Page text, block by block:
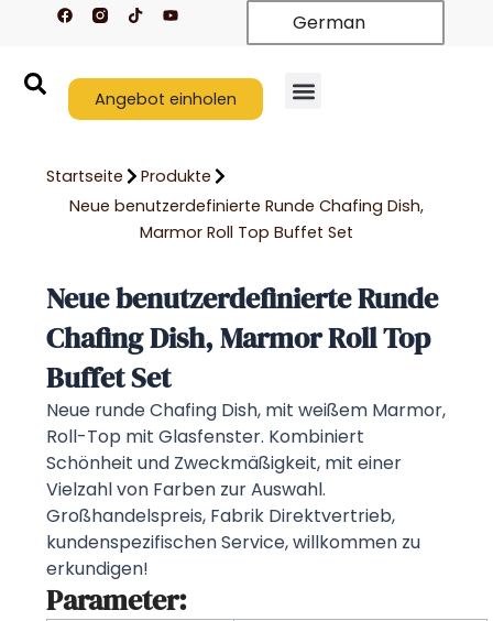
F
a
o
k
T
i
k
Y
o
b
e
German
Angebot einholen
Startseite
Produkte
Neue benutzerdefinierte Runde Chafing Dish,
Marmor Roll Top Buffet Set
Neue benutzerdefinierte Runde
Chafing Dish, Marmor Roll Top
Buffet Set
Neue runde Chafing Dish, mit weißem Marmor,
Roll-Top mit Glasfenster. Kombiniert
Schönheit und Zweckmäßigkeit, mit einer
Vielzahl von Farben zur Auswahl.
Großhandelspreis, Fabrik Direktvertrieb,
kundenspezifischen Service, willkommen zu
erkundigen!
Parameter: